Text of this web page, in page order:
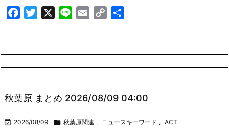
FacebookTwitter Line Email
Copy
秋葉原 まとめ 2026/08/09 04:00
 2026/08/09  秋葉原関連 , ニュースキーワード , ACT